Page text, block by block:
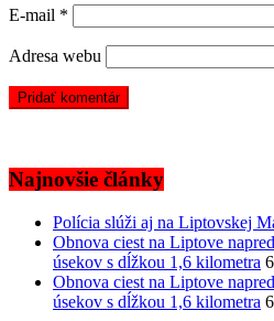
E-mail *
Adresa webu
Najnovšie články
Polícia slúži aj na Liptovskej
Obnova ciest na Liptove
úsekov s dĺžkou 1,6 kilometra
Obnova ciest na Liptove
úsekov s dĺžkou 1,6 kilometra